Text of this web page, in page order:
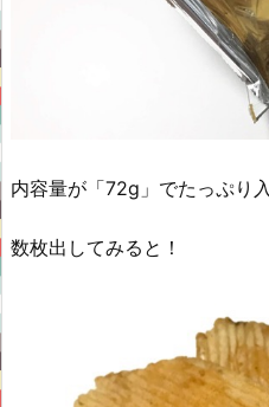
内容量が「72g」でたっぷり
数枚出してみると！